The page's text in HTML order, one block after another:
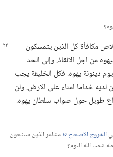
مكافأة كل الذين يتمسكون
من اجل الانقاذ.‏ وإلى الحد
دينونة يهوه.‏ فكل الخليقة يجب
لديه خداما امناء على الارض.‏ ولن
طويل حول صواب سلطان يهوه.‏
الخروج الاصحاح ١٥
مشاعر الذين سينجون
شعب الله اليوم؟‏